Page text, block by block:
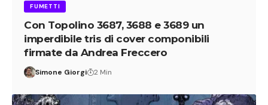
FUMETTI
Con Topolino 3687, 3688 e 3689 un
imperdibile tris di cover componibili
firmate da Andrea Freccero
Simone Giorgi 2 Min